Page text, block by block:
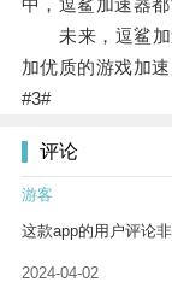
中，逗鲨加速器
未来，逗鲨加
加优质的游戏加
#3#
评论
游客
这款app的用户评论
2024-04-02